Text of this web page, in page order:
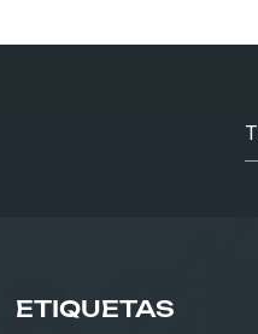
ETIQUETAS